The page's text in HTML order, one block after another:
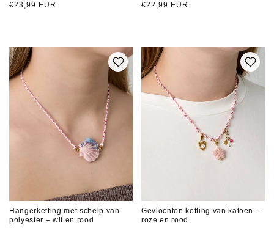
Normale
€23,99 EUR
Normale
€22,99 EUR
Hangerketting met schelp van
polyester – wit en rood
Gevlochten ketting van katoen –
roze en rood